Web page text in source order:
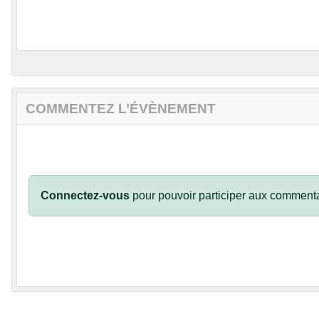
COMMENTEZ L’ÉVÈNEMENT
Connectez-vous pour pouvoir participer aux